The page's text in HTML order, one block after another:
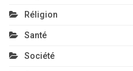
Réligion
Santé
Société